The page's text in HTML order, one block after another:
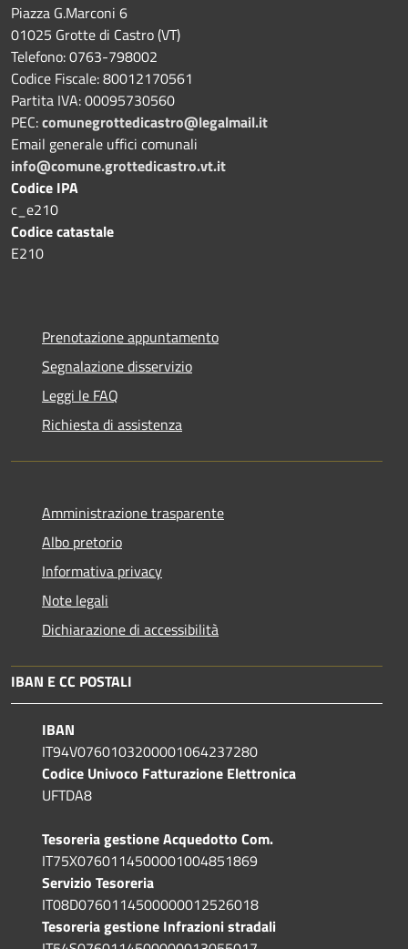
Piazza G.Marconi 6
01025 Grotte di Castro (VT)
Telefono: 0763-798002
Codice Fiscale: 80012170561
Partita IVA: 00095730560
PEC:comunegrottedicastro@legalmail.it
Email generale uffici comunali
info@comune.grottedicastro.vt.it
Codice IPA
c_e210
Codice catastale
E210
Prenotazione appuntamento
Segnalazione disservizio
Leggi le FAQ
Richiesta di assistenza
Amministrazione trasparente
Albo pretorio
Informativa privacy
Note legali
Dichiarazione di accessibilità
IBAN E CC POSTALI
IBAN
IT94V0760103200001064237280
Codice Univoco Fatturazione Elettronica
UFTDA8
Tesoreria gestione Acquedotto Com.
IT75X0760114500001004851869
Servizio Tesoreria
IT08D0760114500000012526018
Tesoreria gestione Infrazioni stradali